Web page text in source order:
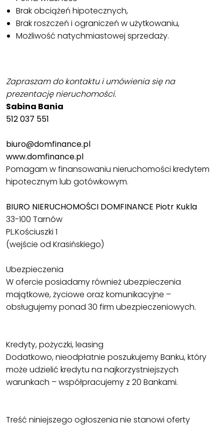
Brak obciążeń hipotecznych,
Brak roszczeń i ograniczeń w użytkowaniu,
Możliwość natychmiastowej sprzedaży.
Zapraszam do kontaktu i umówienia się na
prezentację nieruchomości.
Sabina Bania
512 037 551
biuro@domfinance.pl
www.domfinance.pl
Pomagam w finansowaniu nieruchomości kredytem
hipotecznym lub gotówkowym.
BIURO NIERUCHOMOŚCI DOMFINANCE Piotr Kukla
33-100 Tarnów
PL.Kościuszki 1
(wejście od Krasińskiego)
Ubezpieczenia
W ofercie posiadamy również ubezpieczenia
majątkowe, życiowe oraz komunikacyjne –
obsługujemy ponad 30 firm ubezpieczeniowych.
Kredyty, pożyczki, leasing
Dodatkowo, nieodpłatnie poszukujemy Banku, który
może udzielić kredytu na najkorzystniejszych
warunkach – współpracujemy z 20 Bankami.
Treść niniejszego ogłoszenia nie stanowi oferty